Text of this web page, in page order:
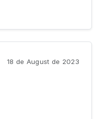
18 de August de 2023